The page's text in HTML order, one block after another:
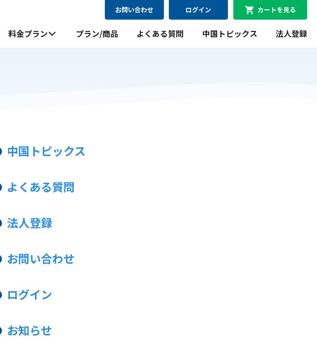
お問い合わせ ログイン カートを見る
ォーム
料金プラン
ルプラン
プラン/商品 よくある質問 中国トピックス 法人登録
中国トピックス
よくある質問
法人登録
お問い合わせ
ログイン
お知らせ